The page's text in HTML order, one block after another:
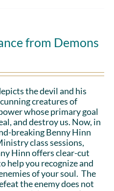
from Demons
the devil and his
creatures of
whose primary goal
and destroy us. Now, in
breaking Benny Hinn
class sessions,
Hinn offers clear-cut
help you recognize and
of your soul. The
the enemy does not